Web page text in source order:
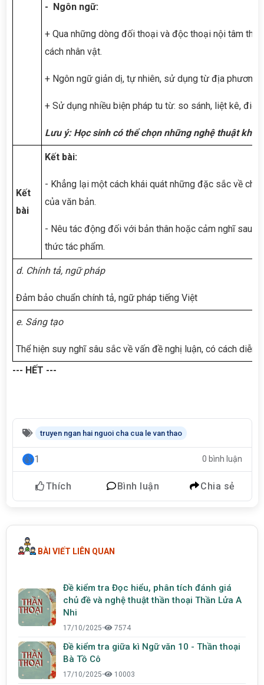
- Ngôn ngữ:
+ Qua những dòng đối thoại và độc thoại nội tâm thể
cách nhân vật.
+ Ngôn ngữ giản dị, tự nhiên, sử dụng từ địa phương.
+ Sử dụng nhiều biện pháp tu từ: so sánh, liệt kê, điệp
Lưu ý: Học sinh có thể chọn những nghệ thuật khác.
Kết
bài
Kết bài:
- Khẳng lại một cách khái quát những đặc sắc về chủ
của văn bản.
- Nêu tác động đối với bản thân hoặc cảm nghĩ sau
thức tác phẩm.
d. Chính tả, ngữ pháp
Đảm bảo chuẩn chính tả, ngữ pháp tiếng Việt
e. Sáng tạo
Thể hiện suy nghĩ sâu sắc về vấn đề nghị luận, có cách diễn
--- HẾT ---
truyen ngan hai nguoi cha cua le van thao
1 0 bình luận
Thích Bình luận Chia sẻ
BÀI VIẾT LIÊN QUAN
Đề kiểm tra Đọc hiểu, phân tích đánh giá
chủ đề và nghệ thuật thần thoại Thần Lửa A
Nhi
17/10/2025• 7574
Đề kiểm tra giữa kì Ngữ văn 10 - Thần thoại
Bà Tồ Cô
17/10/2025• 10003